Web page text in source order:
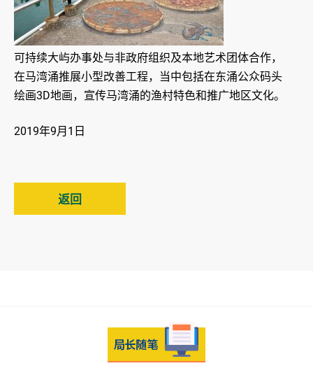
可持续大屿办事处与非政府组织及本地艺术团体合作，
在马湾涌推展小型改善工程，当中包括在东涌公众码头
绘画3D地画，宣传马湾涌的渔村特色和推广地区文化。
2019年9月1日
返回